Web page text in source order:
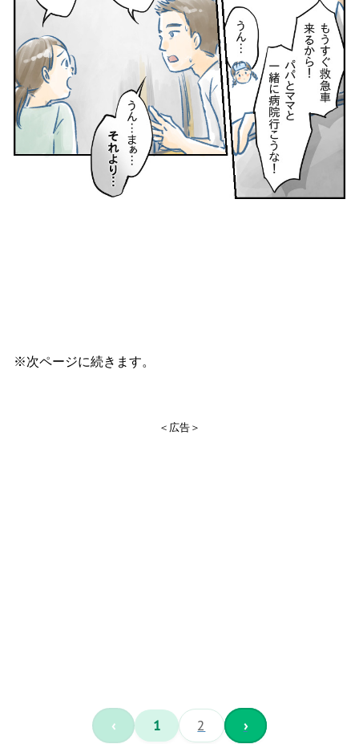
※次ページに続きます。
＜広告＞
‹ 1 2 ›